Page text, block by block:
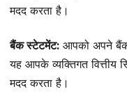
मदद करता है।
बैंक स्टेटमेंट: आपको अपने बैंक
यह आपके व्यक्तिगत वित्तीय
मदद करता है।